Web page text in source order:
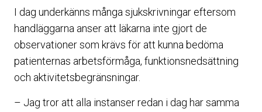
I dag underkänns många sjukskrivningar eftersom
handläggarna anser att läkarna inte gjort de
observationer som krävs för att kunna bedöma
patienternas arbetsförmåga, funktionsnedsättning
och aktivitetsbegränsningar.
– Jag tror att alla instanser redan i dag har samma